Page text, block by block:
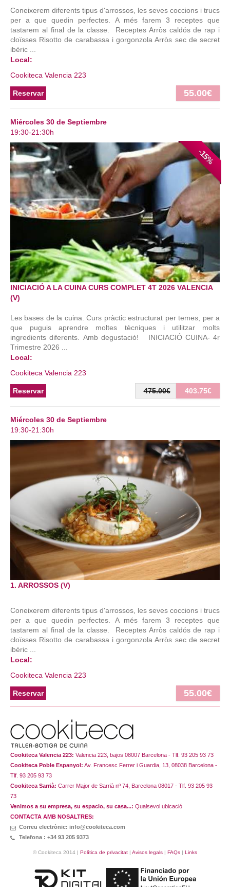
Coneixerem diferents tipus d'arrossos, les seves coccions i trucs
per a que quedin perfectes. A més farem 3 receptes que
tastarem al final de la classe. Receptes Arròs caldós de rap i
cloïsses Risotto de carabassa i gorgonzola Arròs sec de secret
ibèric ...
Local:
Cookiteca Valencia 223
Reservar 55.00€
Miércoles 30 de Septiembre
19:30-21:30h
-15%
INICIACIÓ A LA CUINA CURS COMPLET 4T 2026 VALENCIA
(V)
Les bases de la cuina. Curs pràctic estructurat per temes, per a
que puguis aprendre moltes tècniques i utilitzar molts
ingredients diferents. Amb degustació! INICIACIÓ CUINA- 4r
Trimestre 2026 ...
Local:
Cookiteca Valencia 223
Reservar 475.00€ 403.75€
Miércoles 30 de Septiembre
19:30-21:30h
1. ARROSSOS (V)
Coneixerem diferents tipus d'arrossos, les seves coccions i trucs
per a que quedin perfectes. A més farem 3 receptes que
tastarem al final de la classe. Receptes Arròs caldós de rap i
cloïsses Risotto de carabassa i gorgonzola Arròs sec de secret
ibèric ...
Local:
Cookiteca Valencia 223
Reservar 55.00€
Cookiteca Valencia 223: Valencia 223, bajos 08007 Barcelona - Tlf. 93 205 93 73
Cookiteca Poble Espanyol: Av. Francesc Ferrer i Guardia, 13, 08038 Barcelona -
Tlf. 93 205 93 73
Cookiteca Sarrià: Carrer Major de Sarrià nº 74, Barcelona 08017 - Tlf. 93 205 93
73
Venimos a su empresa, su espacio, su casa...: Qualsevol ubicació
CONTACTA AMB NOSALTRES:
Correu electrònic: info@cookiteca.com
Telefona : +34 93 205 9373
© Cookiteca 2014 | Política de privacitat | Avisos legals | FAQs | Links